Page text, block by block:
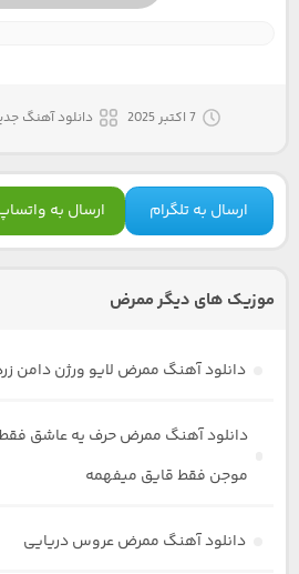
7 اکتبر 2025 دانلود آهنگ
ارسال به تلگرام ارسال به
موزیک های دیگر ممرض
دانلود آهنگ ممرض لایو ورژن دامن
دانلود آهنگ ممرض حرف یه عاشق
موجن فقط قایق میفهمه
دانلود آهنگ ممرض عروس دریایی